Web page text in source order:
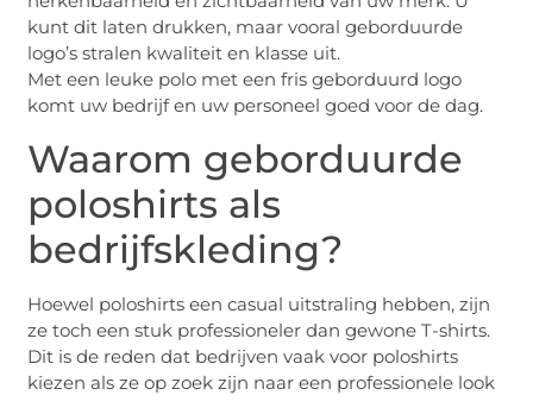
kunt dit laten drukken, maar vooral geborduurde
logo’s stralen kwaliteit en klasse uit.
Met een leuke polo met een fris geborduurd logo
komt uw bedrijf en uw personeel goed voor de dag.
Waarom geborduurde
poloshirts als
bedrijfskleding?
Hoewel poloshirts een casual uitstraling hebben, zijn
ze toch een stuk professioneler dan gewone T-shirts.
Dit is de reden dat bedrijven vaak voor poloshirts
kiezen als ze op zoek zijn naar een professionele look